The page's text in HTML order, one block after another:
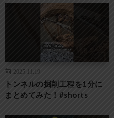
2025.11.19
トンネルの掘削工程を1分に
まとめてみた！#shorts